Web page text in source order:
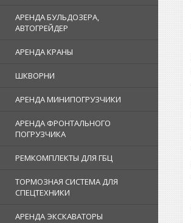
АРЕНДА БУЛЬДОЗЕРА,
АВТОГРЕЙДЕР
АРЕНДА КРАНЫ
ШКВОРНИ
АРЕНДА МИНИПОГРУЗЧИКИ
АРЕНДА ФРОНТАЛЬНОГО
ПОГРУЗЧИКА
РЕМКОМПЛЕКТЫ ДЛЯ ГБЦ
ТОРМОЗНАЯ СИСТЕМА ДЛЯ
СПЕЦТЕХНИКИ
АРЕНДА ЭКСКАВАТОРЫ